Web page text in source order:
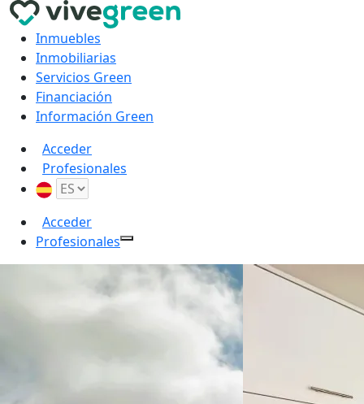
Inmuebles
Inmobiliarias
Servicios Green
Financiación
Información Green
Acceder
Profesionales
Acceder
Profesionales